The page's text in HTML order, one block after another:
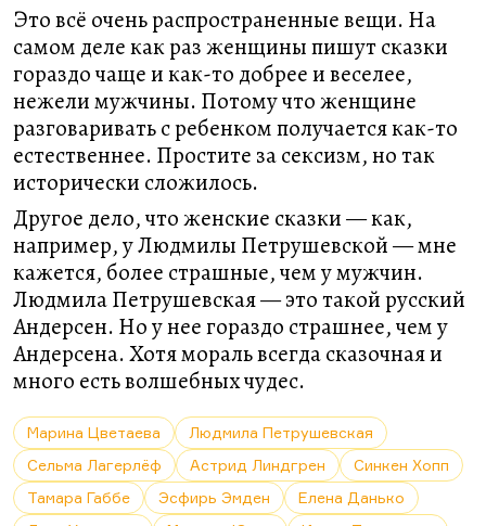
Это всё очень распространенные вещи. На
самом деле как раз женщины пишут сказки
гораздо чаще и как-то добрее и веселее,
нежели мужчины. Потому что женщине
разговаривать с ребенком получается как-то
естественнее. Простите за сексизм, но так
исторически сложилось.
Другое дело, что женские сказки — как,
например, у Людмилы Петрушевской — мне
кажется, более страшные, чем у мужчин.
Людмила Петрушевская — это такой русский
Андерсен. Но у нее гораздо страшнее, чем у
Андерсена. Хотя мораль всегда сказочная и
много есть волшебных чудес.
Марина Цветаева
Людмила Петрушевская
Сельма Лагерлёф
Астрид Линдгрен
Синкен Хопп
Тамара Габбе
Эсфирь Эмден
Елена Данько